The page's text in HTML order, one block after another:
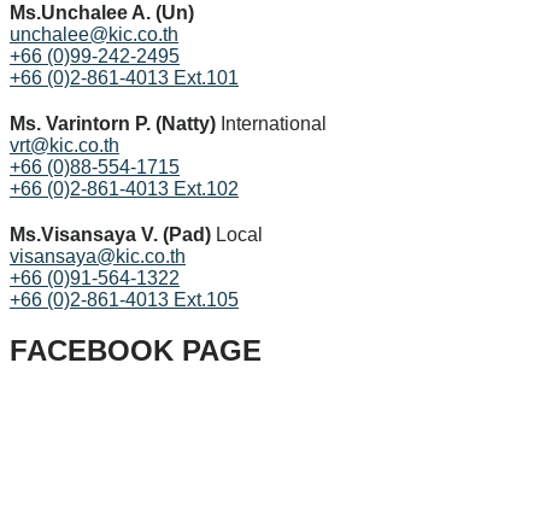
Ms.Unchalee A. (Un)
unchalee@kic.co.th
+66 (0)99-242-2495
+66 (0)2-861-4013 Ext.101
Ms. Varintorn P. (Natty) International
vrt@kic.co.th
+66 (0)88-554-1715
+66 (0)2-861-4013 Ext.102
Ms.Visansaya V. (Pad) Local
visansaya@kic.co.th
+66 (0)91-564-1322
+66 (0)2-861-4013 Ext.105
FACEBOOK PAGE